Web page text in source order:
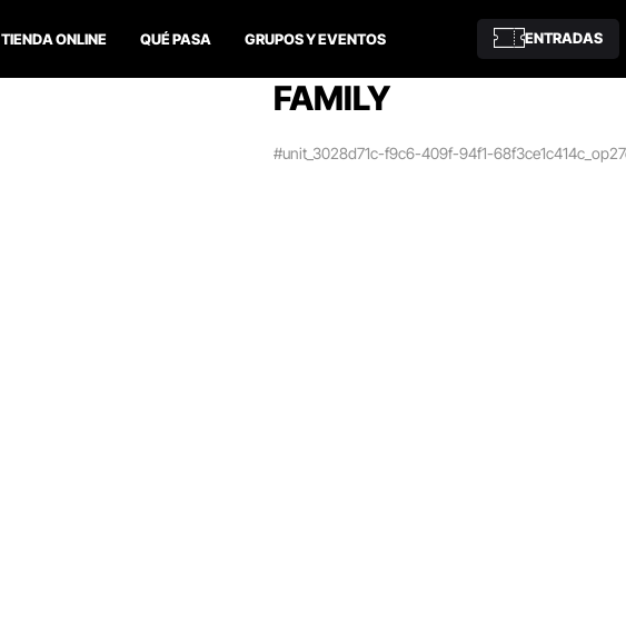
TIENDA ONLINE QUÉ PASA GRUPOS Y EVENTOS ENTRADAS
FAMILY
#unit_3028d71c-f9c6-409f-94f1-